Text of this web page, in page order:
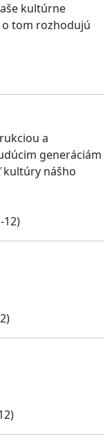
kultúrne
tom rozhodujú
a
generáciám
nášho
12)